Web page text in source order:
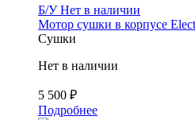
Б/У Нет в наличии
Мотор сушки в корпусе
Сушки
Нет в наличии
5 500 ₽
Подробнее